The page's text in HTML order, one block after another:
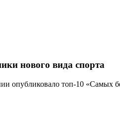
нового вида спорта
опубликовало топ-10